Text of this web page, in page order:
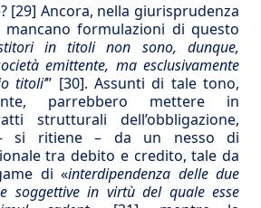
[29] Ancora, nella giurisprudenza
formulazioni di questo
in titoli non sono, dunque,
emittente, ma esclusivamente
titoli’” [30]. Assunti di tale tono,
parrebbero mettere in
strutturali dell’obbligazione,
si ritiene – da un nesso di
tra debito e credito, tale da
di «interdipendenza delle due
soggettive in virtù del quale esse